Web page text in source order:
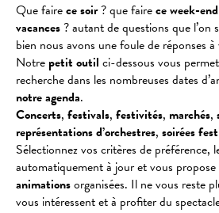
Que fairece soir? que fairece week-end
vacances? autant de questions que
bien nous avons une foule de réponses
Notre petit outil ci-dessous vous
recherche dans les nombreuses dates
notre agenda.
Concerts, festivals, festivités, marchés,
représentationsd’orchestres, soirées
Sélectionnez vos critères de préférence,
automatiquement à jour et vous propose
animationsorganisées. Il ne vous reste
vous intéressent et à profiter du